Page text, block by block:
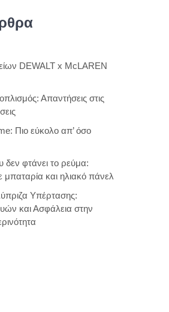
DEWALT x McLAREN
Απαντήσεις στις
Πιο εύκολο απ’ όσο
δεν φτάνει το ρεύμα:
και ηλιακό πάνελ
Υπέρτασης:
και Ασφάλεια στην